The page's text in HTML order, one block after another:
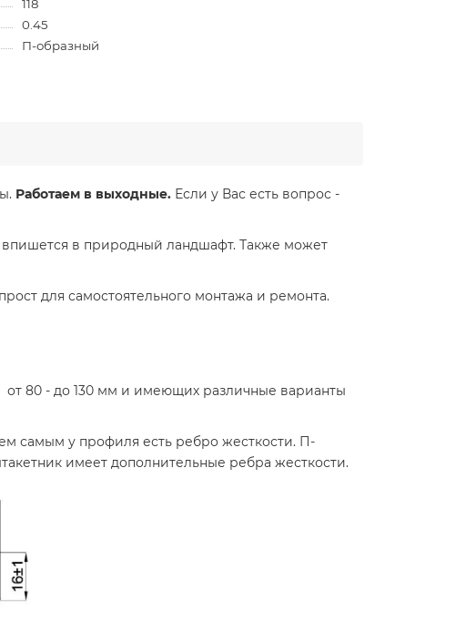
118
0.45
П-образный
Работаем в выходные. Если у Вас есть вопрос -
в природный ландшафт. Также может
для самостоятельного монтажа и ремонта.
80 - до 130 мм и имеющих различные варианты
самым у профиля есть ребро жесткости. П-
имеет дополнительные ребра жесткости.